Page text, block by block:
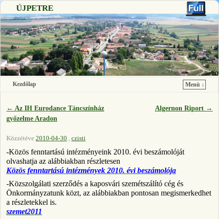
ÚJPETRE
Kezdőlap
Menü ↓
Bejegyzés navigáció
← Az IH Eurodance Táncszínház
győzelme Aradon
Algernon Riport →
Közzétéve 2010-04-30 czisti
-Közös fenntartású intézményeink 2010. évi beszámolóját
olvashatja az alábbiakban részletesen
Közös fenntartású intézmények 2010. évi beszámolója
-Közszolgálati szerződés a kaposvári szemétszálító cég és
Önkormányzatunk közt, az alábbiakban pontosan megismerkedhet
a részletekkel is.
szemet2011